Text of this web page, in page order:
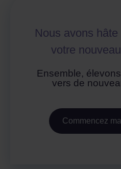
Nous avons
votre
Ensemble,
vers de
Commencez